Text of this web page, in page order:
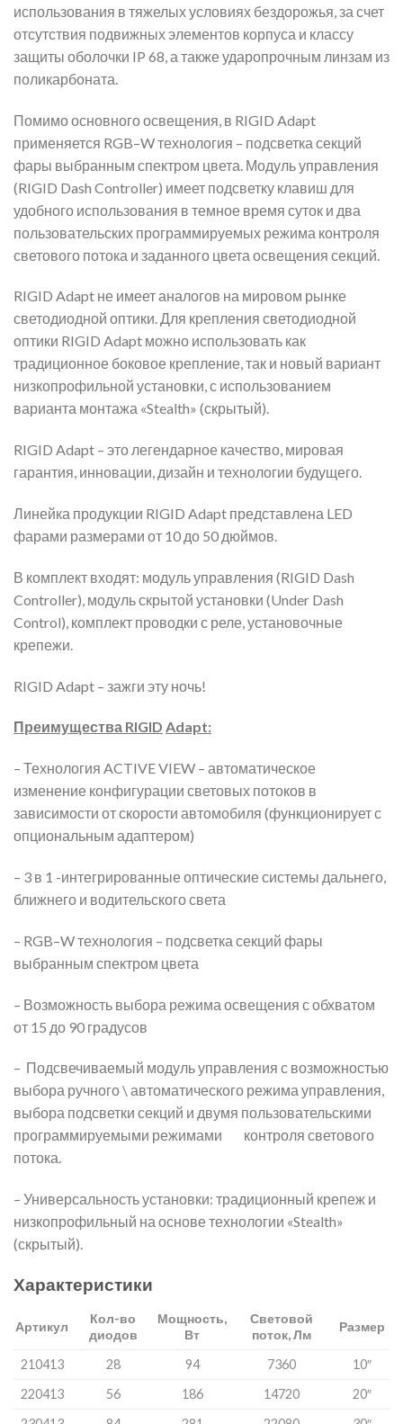
использования в тяжелых условиях бездорожья, за счет
отсутствия подвижных элементов корпуса и классу
защиты оболочки IP 68, а также ударопрочным линзам из
поликарбоната.
Помимо основного освещения, в RIGID Adapt
применяется RGB–W технология – подсветка секций
фары выбранным спектром цвета. Модуль управления
(RIGID Dash Controller) имеет подсветку клавиш для
удобного использования в темное время суток и два
пользовательских программируемых режима контроля
светового потока и заданного цвета освещения секций.
RIGID Adapt не имеет аналогов на мировом рынке
светодиодной оптики. Для крепления светодиодной
оптики RIGID Adapt можно использовать как
традиционное боковое крепление, так и новый вариант
низкопрофильной установки, с использованием
варианта монтажа «Stealth» (скрытый).
RIGID Adapt – это легендарное качество, мировая
гарантия, инновации, дизайн и технологии будущего.
Линейка продукции RIGID Adapt представлена LED
фарами размерами от 10 до 50 дюймов.
В комплект входят: модуль управления (RIGID Dash
Controller), модуль скрытой установки (Under Dash
Control), комплект проводки с реле, установочные
крепежи.
RIGID Adapt – зажги эту ночь!
Преимущества RIGID Adapt:
– Технология ACTIVE VIEW – автоматическое
изменение конфигурации световых потоков в
зависимости от скорости автомобиля (функционирует с
опциональным адаптером)
– 3 в 1 -интегрированные оптические системы дальнего,
ближнего и водительского света
– RGB–W технология – подсветка секций фары
выбранным спектром цвета
– Возможность выбора режима освещения с обхватом
от 15 до 90 градусов
– Подсвечиваемый модуль управления с возможностью
выбора ручного \ автоматического режима управления,
выбора подсветки секций и двумя пользовательскими
программируемыми режимами контроля светового
потока.
– Универсальность установки: традиционный крепеж и
низкопрофильный на основе технологии «Stealth»
(скрытый).
Характеристики
Артикул
Кол-во
диодов
Мощность,
Вт
Световой
поток, Лм
Размер
210413 28 94 7360
10″
220413
56 186 14720
20″